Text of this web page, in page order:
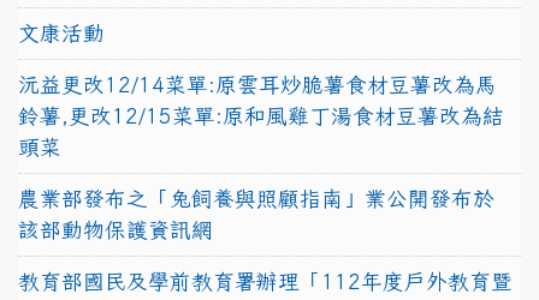
文康活動
沅益更改12/14菜單:原雲耳炒脆薯食材豆薯改為馬
鈴薯,更改12/15菜單:原和風雞丁湯食材豆薯改為結
頭菜
農業部發布之「兔飼養與照顧指南」業公開發布於
該部動物保護資訊網
教育部國民及學前教育署辦理「112年度戶外教育暨